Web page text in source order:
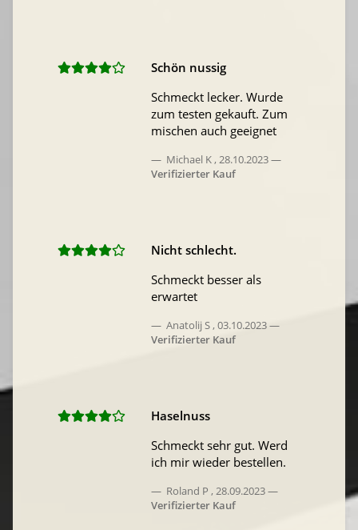
Schön nussig
Schmeckt lecker. Wurde
zum testen gekauft. Zum
mischen auch geeignet
Michael K, 28.10.2023
Verifizierter Kauf
Nicht schlecht.
Schmeckt besser als
erwartet
Anatolij S, 03.10.2023
Verifizierter Kauf
Haselnuss
Schmeckt sehr gut. Werd
ich mir wieder bestellen.
Roland P , 28.09.2023
Verifizierter Kauf